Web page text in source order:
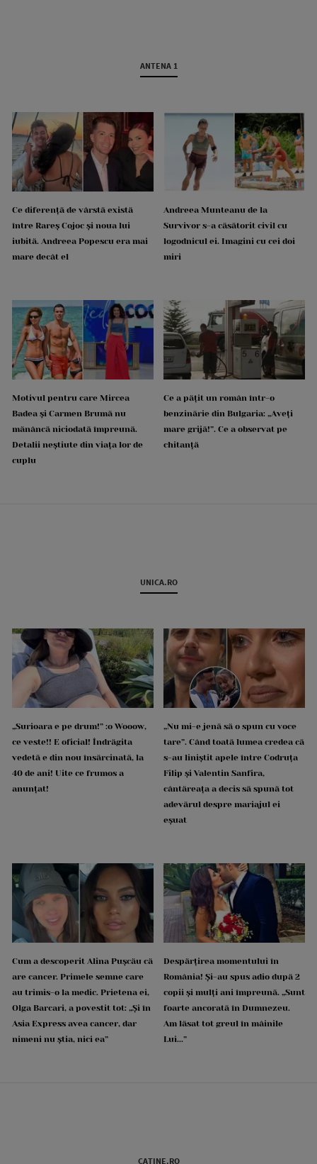
ANTENA 1
Ce diferență de vârstă există
între Rareș Cojoc și noua lui
iubită. Andreea Popescu era mai
mare decât el
Andreea Munteanu de la
Survivor s-a căsătorit civil cu
logodnicul ei. Imagini cu cei doi
miri
Motivul pentru care Mircea
Badea și Carmen Brumă nu
mănâncă niciodată împreună.
Detalii neștiute din viața lor de
cuplu
Ce a pățit un român într-o
benzinărie din Bulgaria: „Aveți
mare grijă!”. Ce a observat pe
chitanță
UNICA.RO
„Surioara e pe drum!” :o Wooow,
ce veste!! E oficial! Îndrăgita
vedetă e din nou însărcinată, la
40 de ani! Uite ce frumos a
anunțat!
„Nu mi-e jenă să o spun cu voce
tare”. Când toată lumea credea că
s-au liniștit apele între Codruța
Filip și Valentin Sanfira,
cântăreața a decis să spună tot
adevărul despre mariajul ei
eșuat
Cum a descoperit Alina Pușcău că
are cancer. Primele semne care
au trimis-o la medic. Prietena ei,
Olga Barcari, a povestit tot: „Și în
Asia Express avea cancer, dar
nimeni nu știa, nici ea”
Despărțirea momentului în
România! Și-au spus adio după 2
copii și mulți ani împreună. „Sunt
foarte ancorată în Dumnezeu.
Am lăsat tot greul în mâinile
Lui...”
CATINE.RO